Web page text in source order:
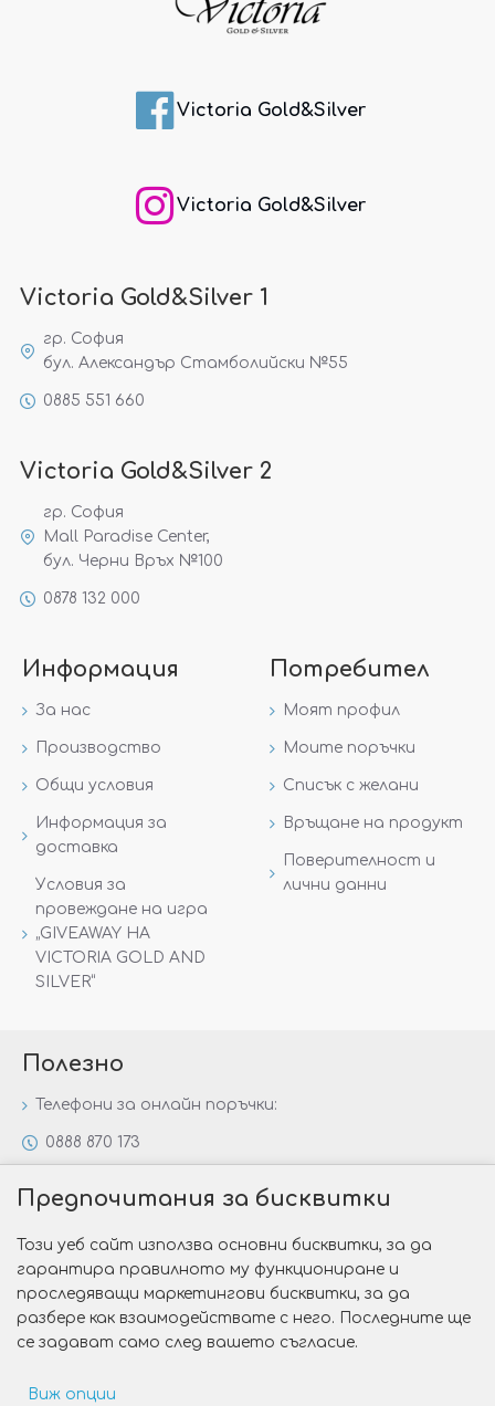
Victoria Gold&Silver
Victoria Gold&Silver
Victoria Gold&Silver 1
гр. София
бул. Александър Стамболийски №55
0885 551 660
Victoria Gold&Silver 2
гр. София
Mall Paradise Center,
бул. Черни Връх №100
0878 132 000
Информация
За нас
Производство
Общи условия
Информация за
доставка
Условия за
провеждане на игра
„GIVEAWAY НА
VICTORIA GOLD AND
SILVER“
Потребител
Моят профил
Моите поръчки
Списък с желани
Връщане на продукт
Поверителност и
лични данни
Полезно
Телефони за онлайн поръчки:
0888 870 173
Специални предложения
Защо да изберете Victoria Gold&Silver?
Как да изберем годежен пръстен?
Предпочитания за бисквитки
Този уеб сайт използва основни бисквитки, за да
гарантира правилното му функциониране и
проследяващи маркетингови бисквитки, за да
разбере как взаимодействате с него. Последните ще
се задават само след вашето съгласие.
Виж опции